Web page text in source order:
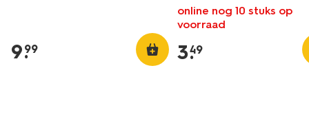
9.
99
online nog 10 stuks op
voorraad
3.
49